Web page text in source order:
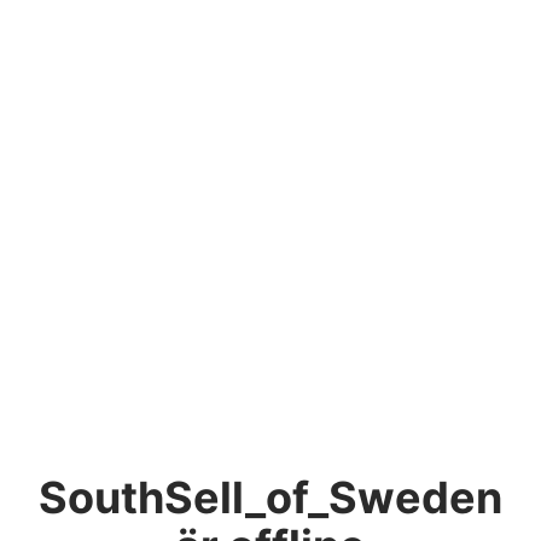
SouthSell_of_Sweden